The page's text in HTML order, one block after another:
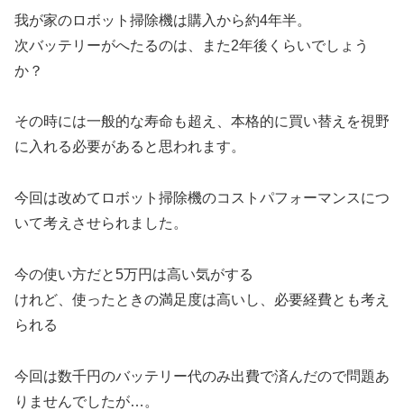
我が家のロボット掃除機は購入から約4年半。
次バッテリーがへたるのは、また2年後くらいでしょう
か？
その時には一般的な寿命も超え、本格的に買い替えを視野
に入れる必要があると思われます。
今回は改めてロボット掃除機のコストパフォーマンスにつ
いて考えさせられました。
今の使い方だと5万円は高い気がする
けれど、使ったときの満足度は高いし、必要経費とも考え
られる
今回は数千円のバッテリー代のみ出費で済んだので問題あ
りませんでしたが…。